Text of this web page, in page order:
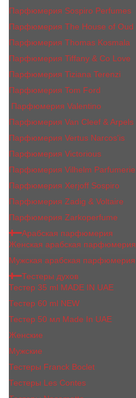
Парфюмерия Sospiro Perfumes
Парфюмерия The House of Oud
Парфюмерия Thomas Kosmala
Парфюмерия Tiffany & Co Love
Парфюмерия Tiziana Terenzi
Парфюмерия Tom Ford
Парфюмерия Valentino
Парфюмерия Van Cleef & Arpels
Парфюмерия Vertus Narcos'is
Парфюмерия Victorious
Парфюмерия Vilhelm Parfumerie
Парфюмерия Xerjoff Sospiro
Парфюмерия Zadig & Voltaire
Парфюмерия Zarkoperfume
Арабская парфюмерия
Женская арабская парфюмерия
Мужская арабская парфюмерия
Тестеры духов
Тестер 35 ml MADE IN UAE
Тестер 60 ml NEW
Тестер 50 мл Made In UAE
Женские
Мужские
Тестеры Franck Boclet
Тестеры Les Contes